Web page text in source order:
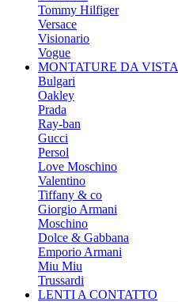
Tommy Hilfiger
Versace
Visionario
Vogue
MONTATURE DA VISTA
Bulgari
Oakley
Prada
Ray-ban
Gucci
Persol
Love Moschino
Valentino
Tiffany & co
Giorgio Armani
Moschino
Dolce & Gabbana
Emporio Armani
Miu Miu
Trussardi
LENTI A CONTATTO